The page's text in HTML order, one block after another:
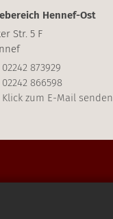
Hennef-Ost
Str. 5 F
02242 873929
02242 866598
Klick zum E-Mail senden